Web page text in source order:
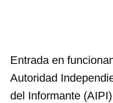
Entrada en
Autoridad
del Informante (AIPI)